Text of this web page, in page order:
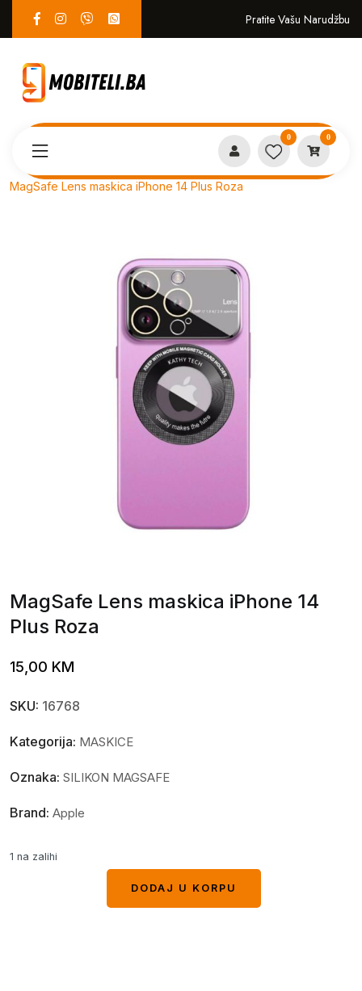
Pratite Vašu Narudžbu
0 0
MagSafe Lens maskica iPhone 14 Plus Roza
MagSafe Lens maskica iPhone 14
Plus Roza
15,00 KM
SKU: 16768
Kategorija: MASKICE
Oznaka: SILIKON MAGSAFE
Brand: Apple
1 na zalihi
DODAJ U KORPU